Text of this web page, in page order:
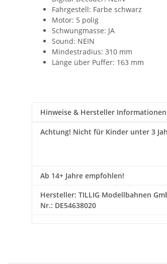
Fahrgestell: Farbe schwarz
Motor: 5 polig
Schwungmasse: JA
Sound: NEIN
Mindestradius: 310 mm
Länge über Puffer: 163 mm
Hinweise & Hersteller
Achtung! Nicht für Kinder unter 3
Ab 14+ Jahre empfohlen!
Hersteller: TILLIG Modellbahnen
Nr.: DE54638020